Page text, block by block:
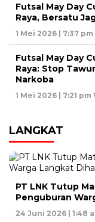
Futsal May Day
Raya, Bersatu
1 Mei 2026 | 7:37 pm
Futsal May Day
Raya: Stop
Narkoba
1 Mei 2026 | 7:21 pm
LANGKAT
PT LNK Tutup
Penguburan
24 Juni 2026 | 1:48